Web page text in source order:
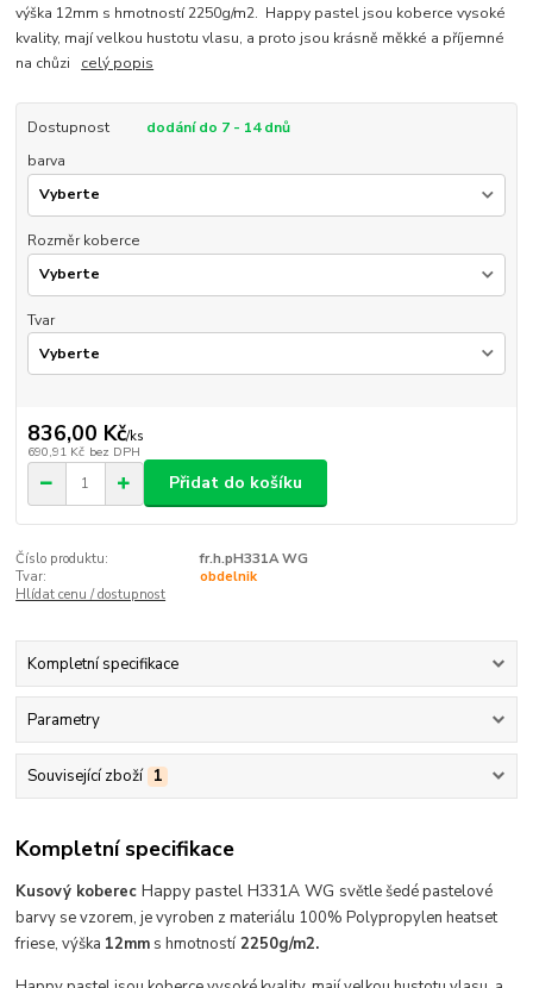
výška 12mm s hmotností 2250g/m2. Happy pastel jsou koberce vysoké
kvality, mají velkou hustotu vlasu, a proto jsou krásně měkké a příjemné
na chůzi celý popis
Dostupnost
dodání do 7 - 14 dnů
barva
Rozměr koberce
Tvar
836,00 Kč/ks
690,91 Kč bez DPH
Přidat do košíku
Číslo produktu:
fr.h.pH331A WG
Tvar:
obdelnik
Hlídat cenu / dostupnost
Kompletní specifikace
Parametry
Související zboží 1
Kompletní specifikace
Kusový koberecHappy pastel H331A WG světle šedé pastelové
barvy se vzorem, je vyroben z materiálu 100% Polypropylen heatset
friese, výška 12mm s hmotností2250g/m2.